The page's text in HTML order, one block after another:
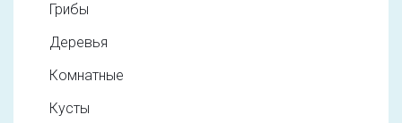
Грибы
Деревья
Комнатные
Кусты